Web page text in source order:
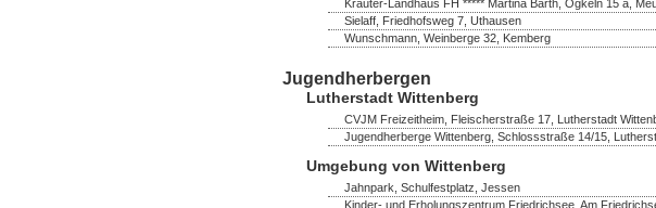
Kräuter-Landhaus FH ***** Martina Barth, Ogkeln 15 a,
Sielaff, Friedhofsweg 7, Uthausen
Wunschmann, Weinberge 32, Kemberg
Jugendherbergen
Lutherstadt Wittenberg
CVJM Freizeitheim, Fleischerstraße 17, Lutherstadt
Jugendherberge Wittenberg, Schlossstraße 14/15,
Umgebung von Wittenberg
Jahnpark, Schulfestplatz, Jessen
Kinder- und Erholungszentrum Friedrichsee, Am